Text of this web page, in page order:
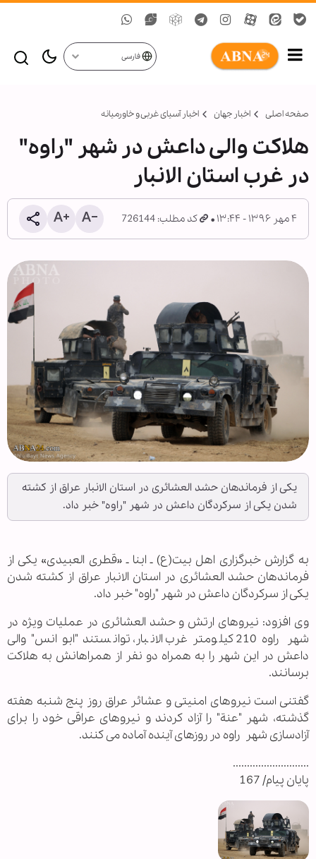
فارسی
صفحه اصلی اخبار جهان اخبار آسیای غربی و خاورمیانه
هلاکت والی داعش در شهر "راوه"
در غرب استان الانبار
۴ مهر ۱۳۹۶ - ۱۳:۴۴ کد مطلب: 726144
یکی از فرماندهان حشد العشائری در استان الانبار عراق از کشته
شدن یکی از سرکردگان داعش در شهر "راوه" خبر داد.
به گزارش خبرگزاری اهل بیت(ع) ـ ابنا ـ «قطری العبیدی» یکی از
فرماندهان حشد العشائری در استان الانبار عراق از کشته شدن
یکی از سرکردگان داعش در شهر "راوه" خبر داد.
وی افزود: نیروهای ارتش و حشد العشائری در عملیات ویژه در
شهر راوه 210 کیلومتر غرب الانبار، توانستند "ابو انس" والی
داعش در این شهر را به همراه دو نفر از همراهانش به هلاکت
برسانند.
گفتنی است نیروهای امنیتی و عشائر عراق روز پنج شنبه هفته
گذشته، شهر "عنة" را آزاد کردند و نیروهای عراقی خود را برای
آزادسازی شهر راوه در روزهای آینده آماده می کنند.
...........................
پایان پیام/ 167